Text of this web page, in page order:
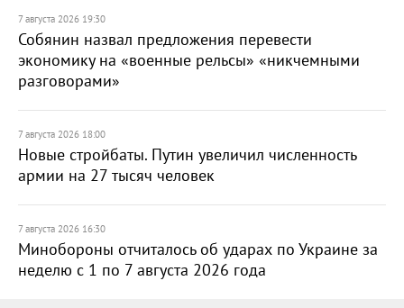
7 августа 2026 19:30
Собянин назвал предложения перевести
экономику на «военные рельсы» «никчемными
разговорами»
7 августа 2026 18:00
Новые стройбаты. Путин увеличил численность
армии на 27 тысяч человек
7 августа 2026 16:30
Минобороны отчиталось об ударах по Украине за
неделю с 1 по 7 августа 2026 года